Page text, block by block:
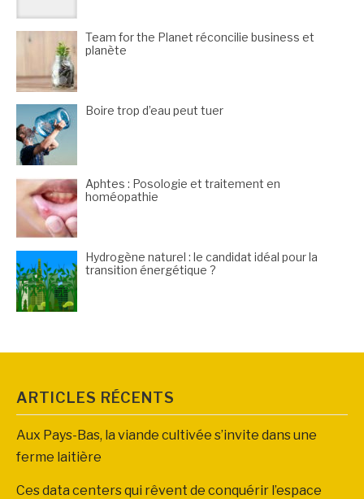
Team for the Planet réconcilie business et
planète
Boire trop d’eau peut tuer
Aphtes : Posologie et traitement en
homéopathie
Hydrogène naturel : le candidat idéal pour la
transition énergétique ?
ARTICLES RÉCENTS
Aux Pays-Bas, la viande cultivée s’invite dans une
ferme laitière
Ces data centers qui rêvent de conquérir l’espace